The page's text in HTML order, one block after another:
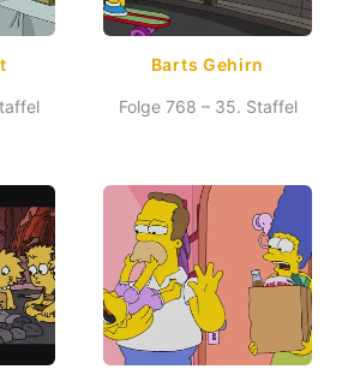
Barts Gehirn
Folge 768 – 35. Staffel